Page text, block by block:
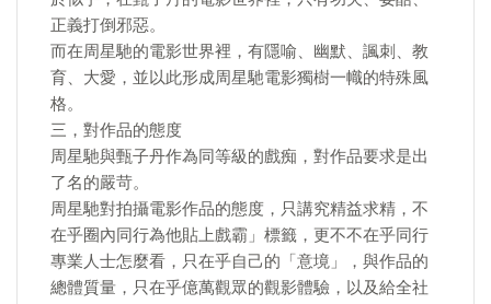
正義打倒邪惡。
而在周星馳的電影世界裡，有隱喻、幽默、諷刺、教
育、大愛，並以此形成周星馳電影獨樹一幟的特殊風
格。
三，對作品的態度
周星馳與甄子丹作為同等級的戲痴，對作品要求是出
了名的嚴苛。
周星馳對拍攝電影作品的態度，只講究精益求精，不
在乎圈內同行為他貼上戲霸」標籤，更不不在乎同行
專業人士怎麼看，只在乎自己的「意境」，與作品的
總體質量，只在乎億萬觀眾的觀影體驗，以及給全社